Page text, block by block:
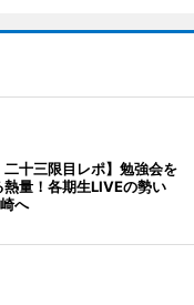
二十三限目レポ】勉強会を
量！各期生LIVEの勢い
へ